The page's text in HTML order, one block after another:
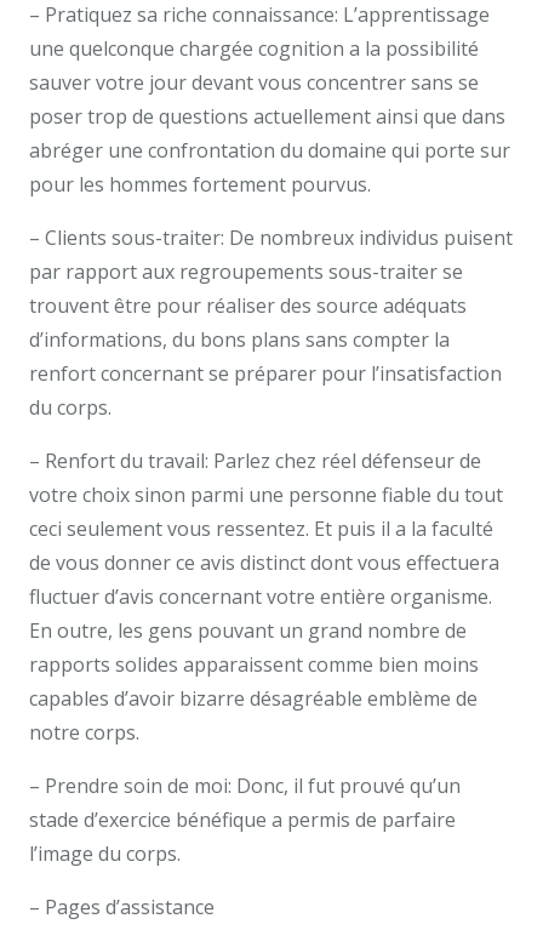
– Pratiquez sa riche connaissance: L’apprentissage
une quelconque chargée cognition a la possibilité
sauver votre jour devant vous concentrer sans se
poser trop de questions actuellement ainsi que dans
abréger une confrontation du domaine qui porte sur
pour les hommes fortement pourvus.
– Clients sous-traiter: De nombreux individus puisent
par rapport aux regroupements sous-traiter se
trouvent être pour réaliser des source adéquats
d’informations, du bons plans sans compter la
renfort concernant se préparer pour l’insatisfaction
du corps.
– Renfort du travail: Parlez chez réel défenseur de
votre choix sinon parmi une personne fiable du tout
ceci seulement vous ressentez. Et puis il a la faculté
de vous donner ce avis distinct dont vous effectuera
fluctuer d’avis concernant votre entière organisme.
En outre, les gens pouvant un grand nombre de
rapports solides apparaissent comme bien moins
capables d’avoir bizarre désagréable emblème de
notre corps.
– Prendre soin de moi: Donc, il fut prouvé qu’un
stade d’exercice bénéfique a permis de parfaire
l’image du corps.
– Pages d’assistance